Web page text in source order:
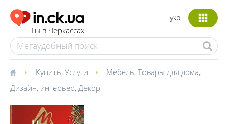
Ты в Черкассах
укр
Купить, Услуги Мебель, Товары для дома,
Дизайн, интерьер, Декор